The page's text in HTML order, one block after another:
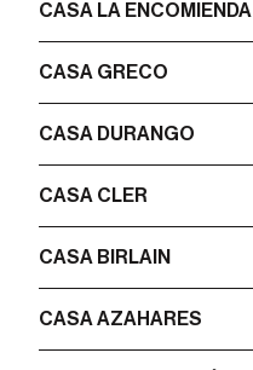
CASA LA ENCOMIENDA
CASA GRECO
CASA DURANGO
CASA CLER
CASA BIRLAIN
CASA AZAHARES